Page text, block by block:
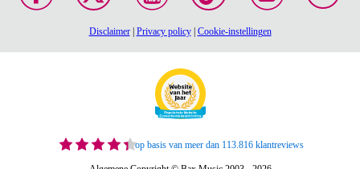
Disclaimer| Privacy policy| Cookie-instellingen
op basis van meer dan 113.816 klantreviews